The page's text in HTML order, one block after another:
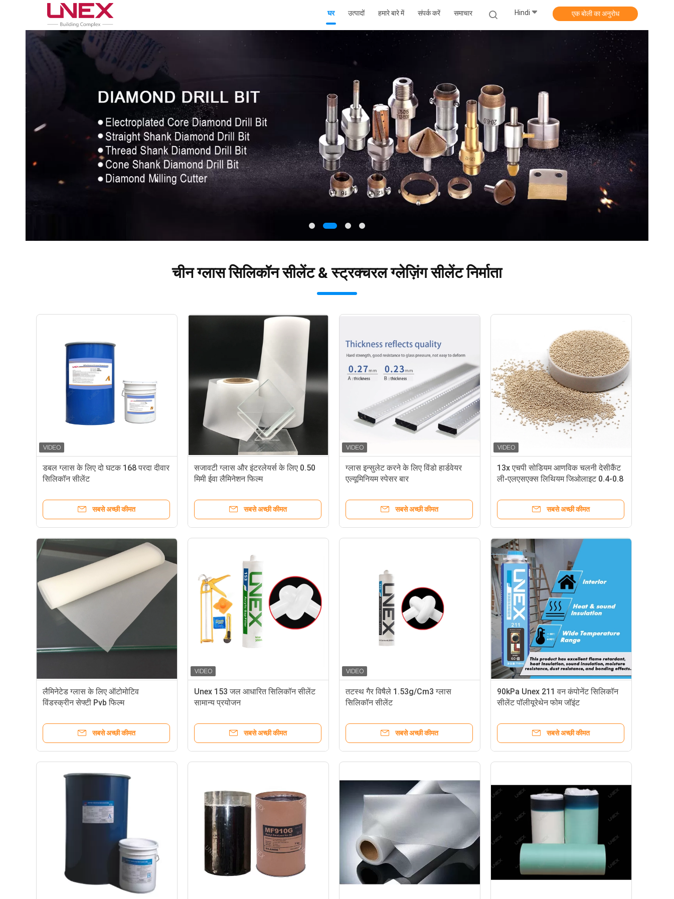
घर उत्पादों हमारे बारे में संपर्क करें समाचार Hindi एक बोली का अनुरोध
चीन ग्लास सिलिकॉन सीलेंट & स्ट्रक्चरल ग्लेज़िंग सीलेंट निर्माता
डबल ग्लास के लिए दो घटक 168 परदा दीवार
सिलिकॉन सीलेंट
सबसे अच्छी कीमत
सजावटी ग्लास और इंटरलेयर्स के लिए 0.50
मिमी ईवा लैमिनेशन फिल्म
सबसे अच्छी कीमत
ग्लास इन्सुलेट करने के लिए विंडो हार्डवेयर
एल्यूमिनियम स्पेसर बार
सबसे अच्छी कीमत
13x एचपी सोडियम आणविक चलनी देसीकैंट
ली-एलएसएक्स लिथियम जिओलाइट 0.4-0.8
सबसे अच्छी कीमत
लैमिनेटेड ग्लास के लिए ऑटोमोटिव
विंडस्क्रीन सेफ्टी Pvb फिल्म
सबसे अच्छी कीमत
Unex 153 जल आधारित सिलिकॉन सीलेंट
सामान्य प्रयोजन
सबसे अच्छी कीमत
तटस्थ गैर विषैले 1.53g/Cm3 ग्लास
सिलिकॉन सीलेंट
सबसे अच्छी कीमत
90kPa Unex 211 वन कंपोनेंट सिलिकॉन
सीलेंट पॉलीयूरेथेन फोम जॉइंट
सबसे अच्छी कीमत
साफ़ विंडशील्ड ग्लास पीवीबी इंटरलेयर फिल्म 0.76 मिमी मोटाई